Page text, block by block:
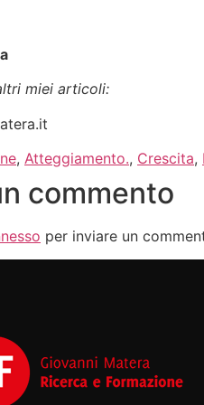
miei articoli:
, Atteggiamento., Crescita,
commento
per inviare un